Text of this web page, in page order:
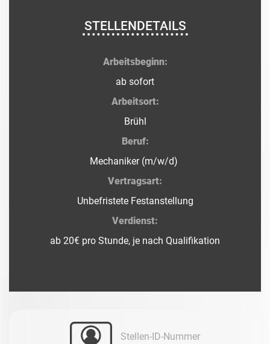
STELLENDETAILS
Arbeitsbeginn:
ab sofort
Arbeitsort:
Brühl
Beruf:
Mechaniker (m/w/d)
Vertragsart:
Unbefristete Festanstellung
Verdienst:
ab 20€ pro Stunde, je nach Qualifikation
Stellen-ID-Nummer